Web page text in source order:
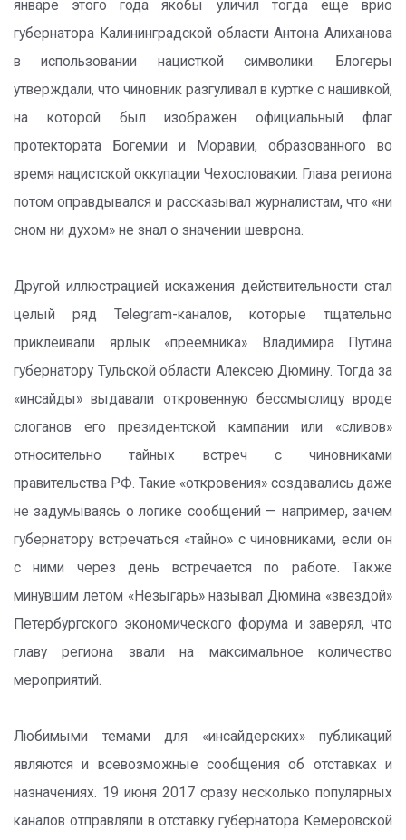
январе этого года якобы уличил тогда еще врио
губернатора Калининградской области Антона Алиханова
в использовании нацисткой символики. Блогеры
утверждали, что чиновник разгуливал в куртке с нашивкой,
на которой был изображен официальный флаг
протектората Богемии и Моравии, образованного во
время нацистской оккупации Чехословакии. Глава региона
потом оправдывался и рассказывал журналистам, что «ни
сном ни духом» не знал о значении шеврона.
Другой иллюстрацией искажения действительности стал
целый ряд Telegram-каналов, которые тщательно
приклеивали ярлык «преемника» Владимира Путина
губернатору Тульской области Алексею Дюмину. Тогда за
«инсайды» выдавали откровенную бессмыслицу вроде
слоганов его президентской кампании или «сливов»
относительно тайных встреч с чиновниками
правительства РФ. Такие «откровения» создавались даже
не задумываясь о логике сообщений — например, зачем
губернатору встречаться «тайно» с чиновниками, если он
с ними через день встречается по работе. Также
минувшим летом «Незыгарь» называл Дюмина «звездой»
Петербургского экономического форума и заверял, что
главу региона звали на максимальное количество
мероприятий.
Любимыми темами для «инсайдерских» публикаций
являются и всевозможные сообщения об отставках и
назначениях. 19 июня 2017 сразу несколько популярных
каналов отправляли в отставку губернатора Кемеровской